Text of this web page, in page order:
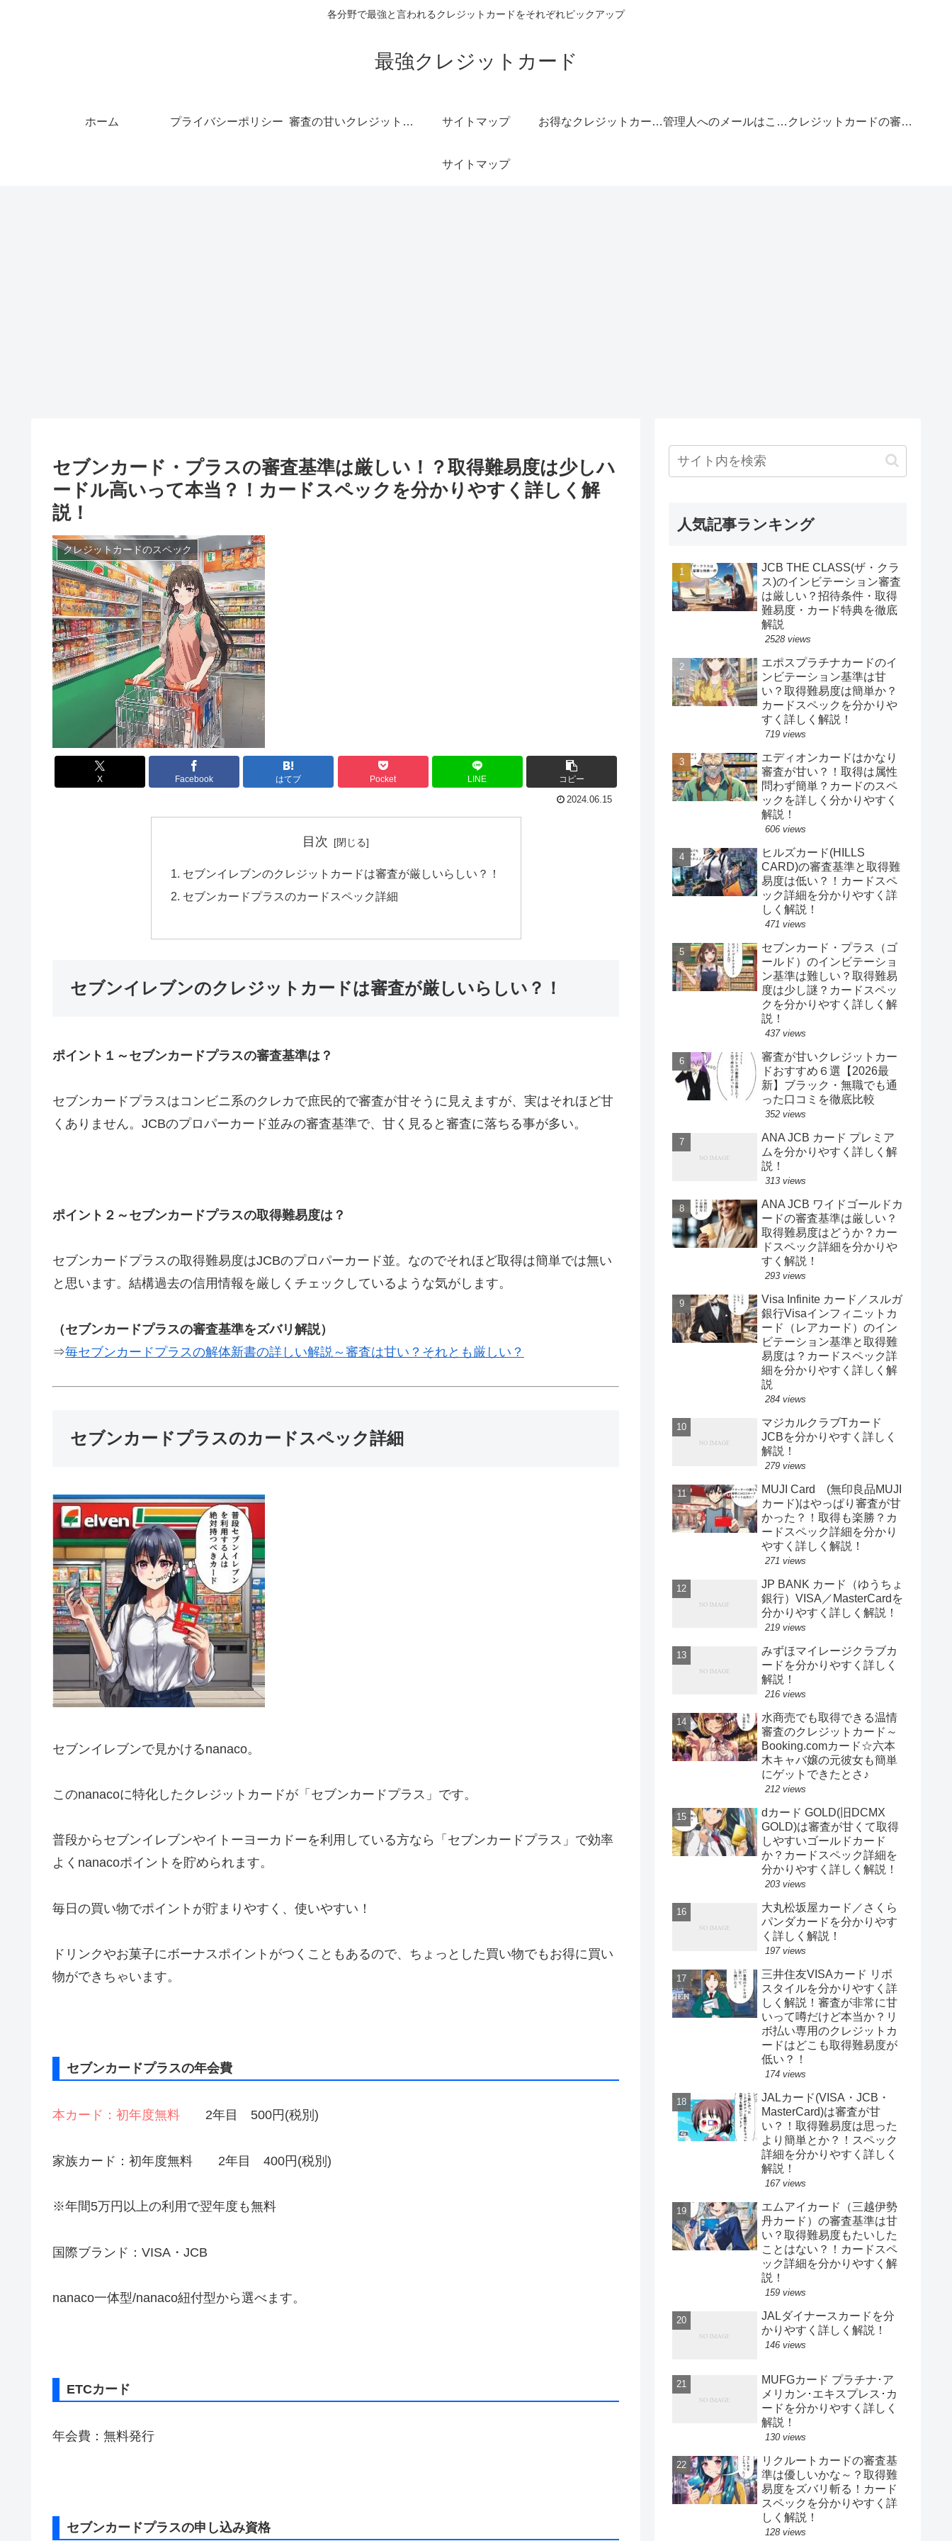
各分野で最強と言われるクレジットカードをそれぞれピックアップ
最強クレジットカード
ホーム プライバシーポリシー 審査の甘いクレジットカード サイトマップ お得なクレジットカードの選び方 管理人へのメールはこちら クレジットカードの審査基準
サイトマップ
セブンカード・プラスの審査基準は厳しい！？取得難易度は少しハ
ードル高いって本当？！カードスペックを分かりやすく詳しく解
説！
クレジットカードのスペック
X Facebook はてブ Pocket LINE コピー
2024.06.15
目次
セブンイレブンのクレジットカードは審査が厳しいらしい？！
セブンカードプラスのカードスペック詳細
セブンイレブンのクレジットカードは審査が厳しいらしい？！
ポイント１～セブンカードプラスの審査基準は？
セブンカードプラスはコンビニ系のクレカで庶民的で審査が甘そうに見えますが、実はそれほど甘
くありません。JCBのプロパーカード並みの審査基準で、甘く見ると審査に落ちる事が多い。
ポイント２～セブンカードプラスの取得難易度は？
セブンカードプラスの取得難易度はJCBのプロパーカード並。なのでそれほど取得は簡単では無い
と思います。結構過去の信用情報を厳しくチェックしているような気がします。
（セブンカードプラスの審査基準をズバリ解説）
⇒毎セブンカードプラスの解体新書の詳しい解説～審査は甘い？それとも厳しい？
セブンカードプラスのカードスペック詳細
セブンイレブンで見かけるnanaco。
このnanacoに特化したクレジットカードが「セブンカードプラス」です。
普段からセブンイレブンやイトーヨーカドーを利用している方なら「セブンカードプラス」で効率
よくnanacoポイントを貯められます。
毎日の買い物でポイントが貯まりやすく、使いやすい！
ドリンクやお菓子にボーナスポイントがつくこともあるので、ちょっとした買い物でもお得に買い
物ができちゃいます。
セブンカードプラスの年会費
本カード：初年度無料 2年目 500円(税別)
家族カード：初年度無料 2年目 400円(税別)
※年間5万円以上の利用で翌年度も無料
国際ブランド：VISA・JCB
nanaco一体型/nanaco紐付型から選べます。
ETCカード
年会費：無料発行
セブンカードプラスの申し込み資格
人気記事ランキング
JCB THE CLASS(ザ・クラ
ス)のインビテーション審査
は厳しい？招待条件・取得
難易度・カード特典を徹底
解説
2528 views
エポスプラチナカードのイ
ンビテーション基準は甘
い？取得難易度は簡単か？
カードスペックを分かりや
すく詳しく解説！
719 views
エディオンカードはかなり
審査が甘い？！取得は属性
問わず簡単？カードのスペ
ックを詳しく分かりやすく
解説！
606 views
ヒルズカード(HILLS
CARD)の審査基準と取得難
易度は低い？！カードスペ
ック詳細を分かりやすく詳
しく解説！
471 views
セブンカード・プラス（ゴ
ールド）のインビテーショ
ン基準は難しい？取得難易
度は少し謎？カードスペッ
クを分かりやすく詳しく解
説！
437 views
審査が甘いクレジットカー
ドおすすめ６選【2026最
新】ブラック・無職でも通
った口コミを徹底比較
352 views
ANA JCB カード プレミア
ムを分かりやすく詳しく解
説！
313 views
ANA JCB ワイドゴールドカ
ードの審査基準は厳しい？
取得難易度はどうか？カー
ドスペック詳細を分かりや
すく解説！
293 views
Visa Infinite カード／スルガ
銀行Visaインフィニットカ
ード（レアカード）のイン
ビテーション基準と取得難
易度は？カードスペック詳
細を分かりやすく詳しく解
説
284 views
マジカルクラブTカード
JCBを分かりやすく詳しく
解説！
279 views
MUJI Card (無印良品MUJI
カード)はやっぱり審査が甘
かった？！取得も楽勝？カ
ードスペック詳細を分かり
やすく詳しく解説！
271 views
JP BANK カード（ゆうちょ
銀行）VISA／MasterCardを
分かりやすく詳しく解説！
219 views
みずほマイレージクラブカ
ードを分かりやすく詳しく
解説！
216 views
水商売でも取得できる温情
審査のクレジットカード～
Booking.comカード☆六本
木キャバ嬢の元彼女も簡単
にゲットできたとさ♪
212 views
dカード GOLD(旧DCMX
GOLD)は審査が甘くて取得
しやすいゴールドカード
か？カードスペック詳細を
分かりやすく詳しく解説！
203 views
大丸松坂屋カード／さくら
パンダカードを分かりやす
く詳しく解説！
197 views
三井住友VISAカード リボ
スタイルを分かりやすく詳
しく解説！審査が非常に甘
いって噂だけど本当か？リ
ボ払い専用のクレジットカ
ードはどこも取得難易度が
低い？！
174 views
JALカード(VISA・JCB・
MasterCard)は審査が甘
い？！取得難易度は思った
より簡単とか？！スペック
詳細を分かりやすく詳しく
解説！
167 views
エムアイカード（三越伊勢
丹カード）の審査基準は甘
い？取得難易度もたいした
ことはない？！カードスペ
ック詳細を分かりやすく解
説！
159 views
JALダイナースカードを分
かりやすく詳しく解説！
146 views
MUFGカード プラチナ･ア
メリカン･エキスプレス･カ
ードを分かりやすく詳しく
解説！
130 views
リクルートカードの審査基
準は優しいかな～？取得難
易度をズバリ斬る！カード
スペックを分かりやすく詳
しく解説！
128 views